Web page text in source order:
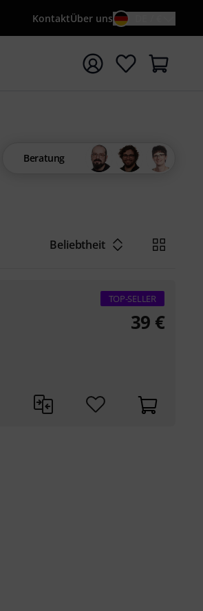
KontaktÜber uns
starten
Beratung
Beliebtheit
TOP-SELLER
39 €